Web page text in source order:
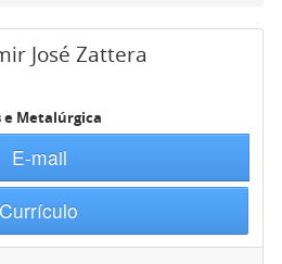
José Zattera
e Metalúrgica
E-mail
Currículo